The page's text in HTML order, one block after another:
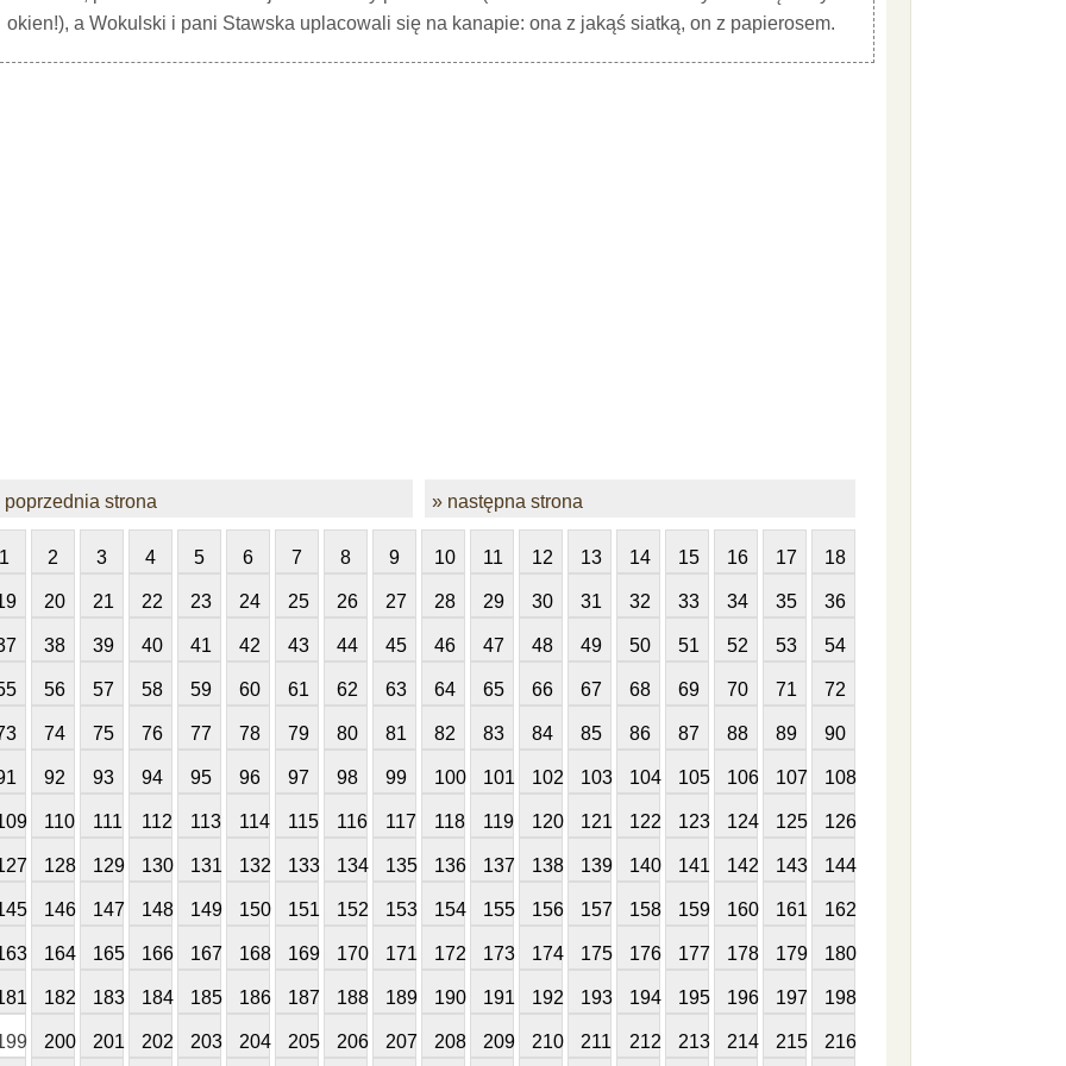
okien!), a Wokulski i pani Stawska uplacowali się na kanapie: ona z jakąś siatką, on z papierosem.
poprzednia strona » następna strona
1 2 3 4 5 6 7 8 9 10 11 12 13 14 15 16 17 18
20 21 22 23 24 25 26 27 28 29 30 31 32 33 34 35 36
38 39 40 41 42 43 44 45 46 47 48 49 50 51 52 53 54
56 57 58 59 60 61 62 63 64 65 66 67 68 69 70 71 72
74 75 76 77 78 79 80 81 82 83 84 85 86 87 88 89 90
92 93 94 95 96 97 98 99 100 101 102 103 104 105 106 107 108
110 111 112 113 114 115 116 117 118 119 120 121 122 123 124 125 126
128 129 130 131 132 133 134 135 136 137 138 139 140 141 142 143 144
146 147 148 149 150 151 152 153 154 155 156 157 158 159 160 161 162
164 165 166 167 168 169 170 171 172 173 174 175 176 177 178 179 180
182 183 184 185 186 187 188 189 190 191 192 193 194 195 196 197 198
200 201 202 203 204 205 206 207 208 209 210 211 212 213 214 215 216